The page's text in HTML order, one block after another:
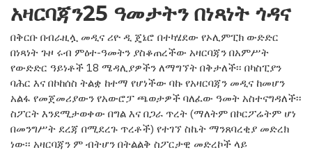
አዛርባጃን25 ዓመታትን በነጻነት ጎዳና
በቅርቡ በብራዚሏ መዲና ሪዮ ዲ ጄኔሮ በተካሄደው የኦሊምፒክ ውድድር
በነጻነት ጉዞ ሩብ ምዕተ-ዓመትን ያስቆጠረችው አዛርባጃን በአምሥት
የውድድር ዓይነቶች 18 ሜዳሊያዎችን ለማግኘት በቅታለች፡፡ በካስፒያን
ባሕር እና በኮከሰስ ትልቋ ከተማ የሆነችው ባኩ የአዛርባጃን መዲና ከመሆን
አልፋ የመጀመሪያውን የአውሮፓ ጫወታዎች ባለፈው ዓመት አስተናግዳለች፡፡
ስፖርት እንደሚታወቀው በግል እና በጋራ ጥረት (ማለትም በኮርፖሬትም ሆነ
በመንግሥት ደረጃ በሚደረጉ ጥረቶች) የተገኘ ስኬት ማንጸባረቂያ መድረክ
ነው፡፡ አዛርባጃን ም ብትሆን በትልልቅ ስፖርታዊ መድረኮች ላይ